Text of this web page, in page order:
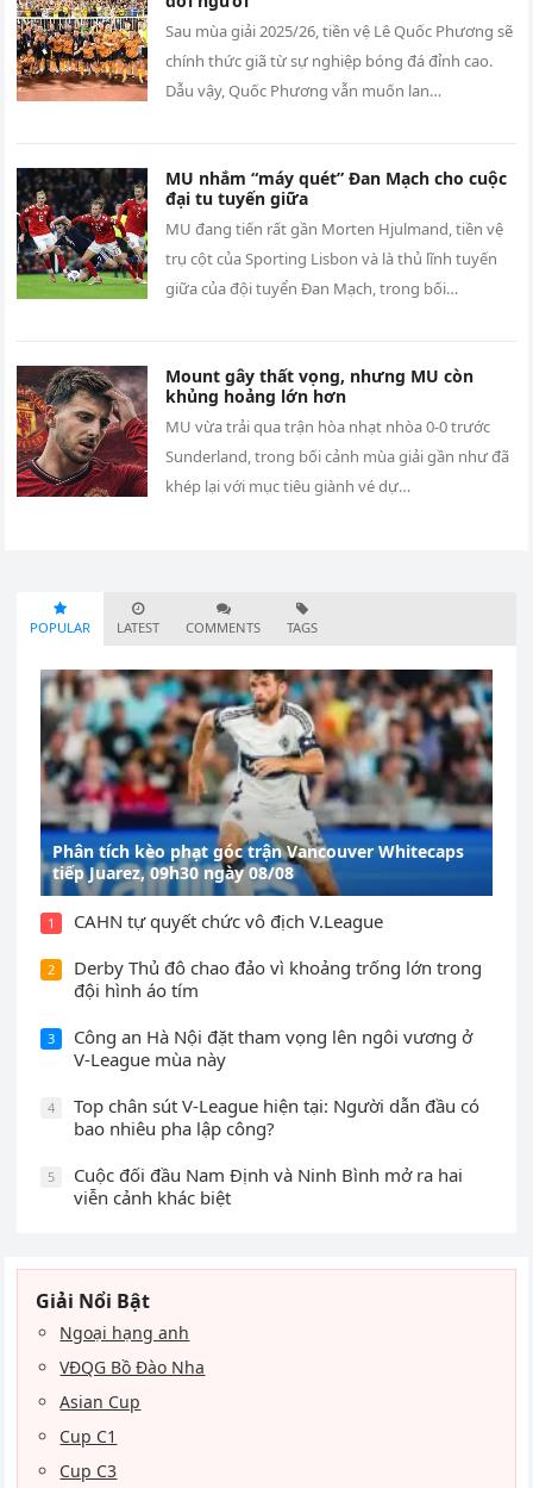
Sau mùa giải 2025/26, tiền vệ Lê Quốc Phương sẽ
chính thức giã từ sự nghiệp bóng đá đỉnh cao.
Dẫu vậy, Quốc Phương vẫn muốn lan…
MU nhắm “máy quét” Đan Mạch cho cuộc
đại tu tuyến giữa
MU đang tiến rất gần Morten Hjulmand, tiền vệ
trụ cột của Sporting Lisbon và là thủ lĩnh tuyến
giữa của đội tuyển Đan Mạch, trong bối…
Mount gây thất vọng, nhưng MU còn
khủng hoảng lớn hơn
MU vừa trải qua trận hòa nhạt nhòa 0-0 trước
Sunderland, trong bối cảnh mùa giải gần như đã
khép lại với mục tiêu giành vé dự…
POPULAR LATEST COMMENTS TAGS
Phân tích kèo phạt góc trận Vancouver Whitecaps
tiếp Juarez, 09h30 ngày 08/08
1 CAHN tự quyết chức vô địch V.League
2
Derby Thủ đô chao đảo vì khoảng trống lớn trong
đội hình áo tím
3
Công an Hà Nội đặt tham vọng lên ngôi vương ở
V-League mùa này
4
Top chân sút V-League hiện tại: Người dẫn đầu có
bao nhiêu pha lập công?
5
Cuộc đối đầu Nam Định và Ninh Bình mở ra hai
viễn cảnh khác biệt
Giải Nổi Bật
Ngoại hạng anh
VĐQG Bồ Đào Nha
Asian Cup
Cup C1
Cup C3